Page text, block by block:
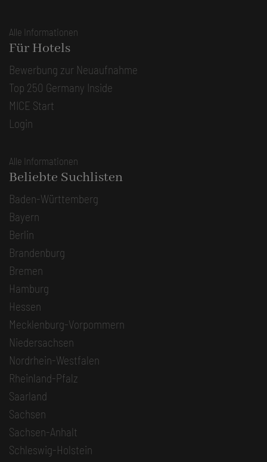
Alle Informationen
Für Hotels
Bewerbung zur Neuaufnahme
Top 250 Germany Inside
MICE Start
Login
Alle Informationen
Beliebte Suchlisten
Baden-Württemberg
Bayern
Berlin
Brandenburg
Bremen
Hamburg
Hessen
Mecklenburg-Vorpommern
Niedersachsen
Nordrhein-Westfalen
Rheinland-Pfalz
Saarland
Sachsen
Sachsen-Anhalt
Schleswig-Holstein